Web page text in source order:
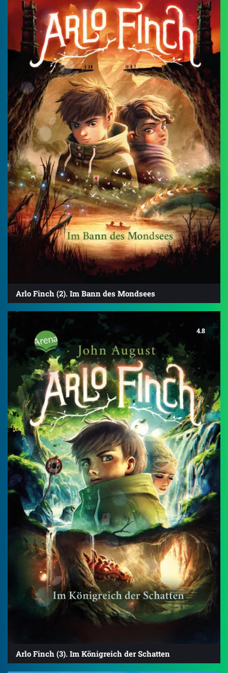
Arlo Finch (2). Im Bann des Mondsees
4.8
Arlo Finch (3). Im Königreich der Schatten